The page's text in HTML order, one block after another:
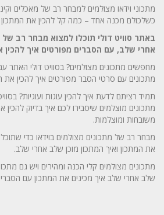
מתכוני וידאו מצולמים למבחר רב של מאכלים
כשלכולם מכנה אחד – כמה קל להכין את המתכון
באתר סוויט דולי תוכלו למצוא מבחר רב
אחרי שלב, עם הסברים מפורטים איך להכין
מחפשים מתכונים מצולמים? בסוויט דולי האתר
מתכונים עם סרטי הסבר מפורטים איך להכין
תמיד רציתם לדעת איך להכין עוגות ועוגיות?
מתכונים מוצלמים שיסבירו לכם איך בדיוק להכין
משובחות ומוצלמות.
מבחר רב של מתכונים מצולמים בוידאו כדי
את המתכון ואיך המתכון מוכן שלב אחרי שלב.
מתכונים מצולמים קלי הכנה ומהירים ויש גם
שלב אחרי שלב איך מכינים את המתכון עם